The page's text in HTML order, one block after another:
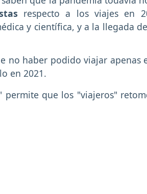
respecto a los viajes en
y científica, y a la llegada
no haber podido viajar apenas
en 2021.